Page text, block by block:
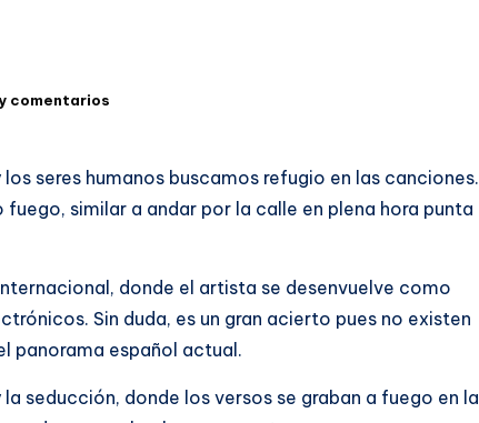
comentarios
seres humanos buscamos refugio en las canciones.
fuego, similar a andar por la calle en plena hora punta
donde el artista se desenvuelve como
Sin duda, es un gran acierto pues no existen
panorama español actual.
seducción, donde los versos se graban a fuego en la